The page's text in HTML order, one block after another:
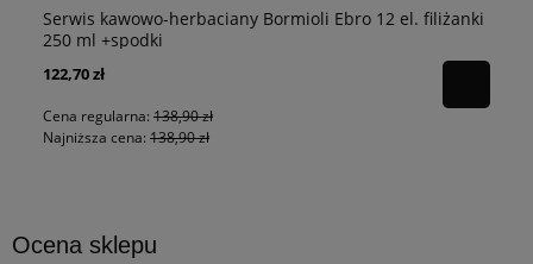
Serwis kawowo-herbaciany Bormioli Ebro 12 el. filiżanki
250 ml +spodki
122,70 zł
Cena regularna: 138,90 zł
Najniższa cena: 138,90 zł
Ocena sklepu